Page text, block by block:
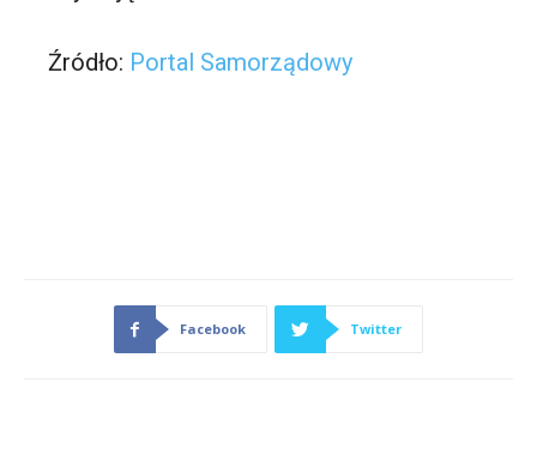
Źródło: Portal Samorządowy
Facebook Twitter